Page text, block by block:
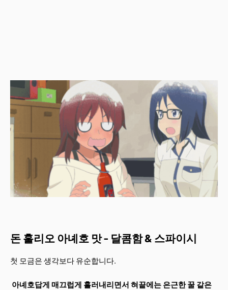
돈 훌리오 아녜호 맛 - 달콤함 & 스파이시
첫 모금은 생각보다 유순합니다.
아녜호답게 매끄럽게 흘러내리면서 혀끝에는 은근한 꿀 같은